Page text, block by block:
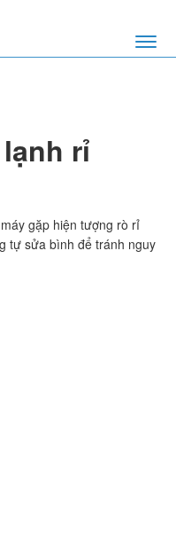
rỉ
gặp hiện tượng rò rỉ
tự sửa bình để tránh nguy